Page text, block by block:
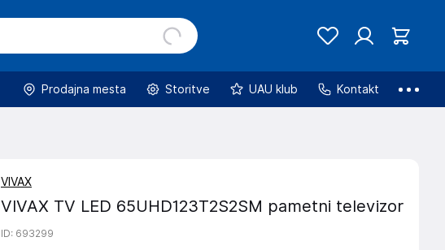
Prodajna mesta Storitve UAU klub Kontakt
VIVAX
VIVAX TV LED 65UHD123T2S2SM pametni televizor
ID: 693299